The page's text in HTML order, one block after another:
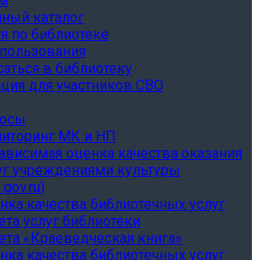
каталог
по библиотеке
в библиотеку
для участников СВО
МК и НП
оценка качества оказания
учреждениями культуры
качества библиотечных услуг
услуг библиотеки
«Краеведческая книга»
качества библиотечных услуг